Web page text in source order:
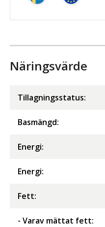
Näringsvärde
Tillagningsstatus:
Basmängd:
Energi:
Energi:
Fett:
- Varav mättat fett: